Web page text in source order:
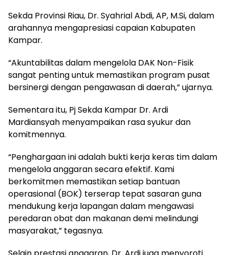
Sekda Provinsi Riau, Dr. Syahrial Abdi, AP, M.Si, dalam
arahannya mengapresiasi capaian Kabupaten
Kampar.
“Akuntabilitas dalam mengelola DAK Non-Fisik
sangat penting untuk memastikan program pusat
bersinergi dengan pengawasan di daerah,” ujarnya.
Sementara itu, Pj Sekda Kampar Dr. Ardi
Mardiansyah menyampaikan rasa syukur dan
komitmennya.
“Penghargaan ini adalah bukti kerja keras tim dalam
mengelola anggaran secara efektif. Kami
berkomitmen memastikan setiap bantuan
operasional (BOK) terserap tepat sasaran guna
mendukung kerja lapangan dalam mengawasi
peredaran obat dan makanan demi melindungi
masyarakat,” tegasnya.